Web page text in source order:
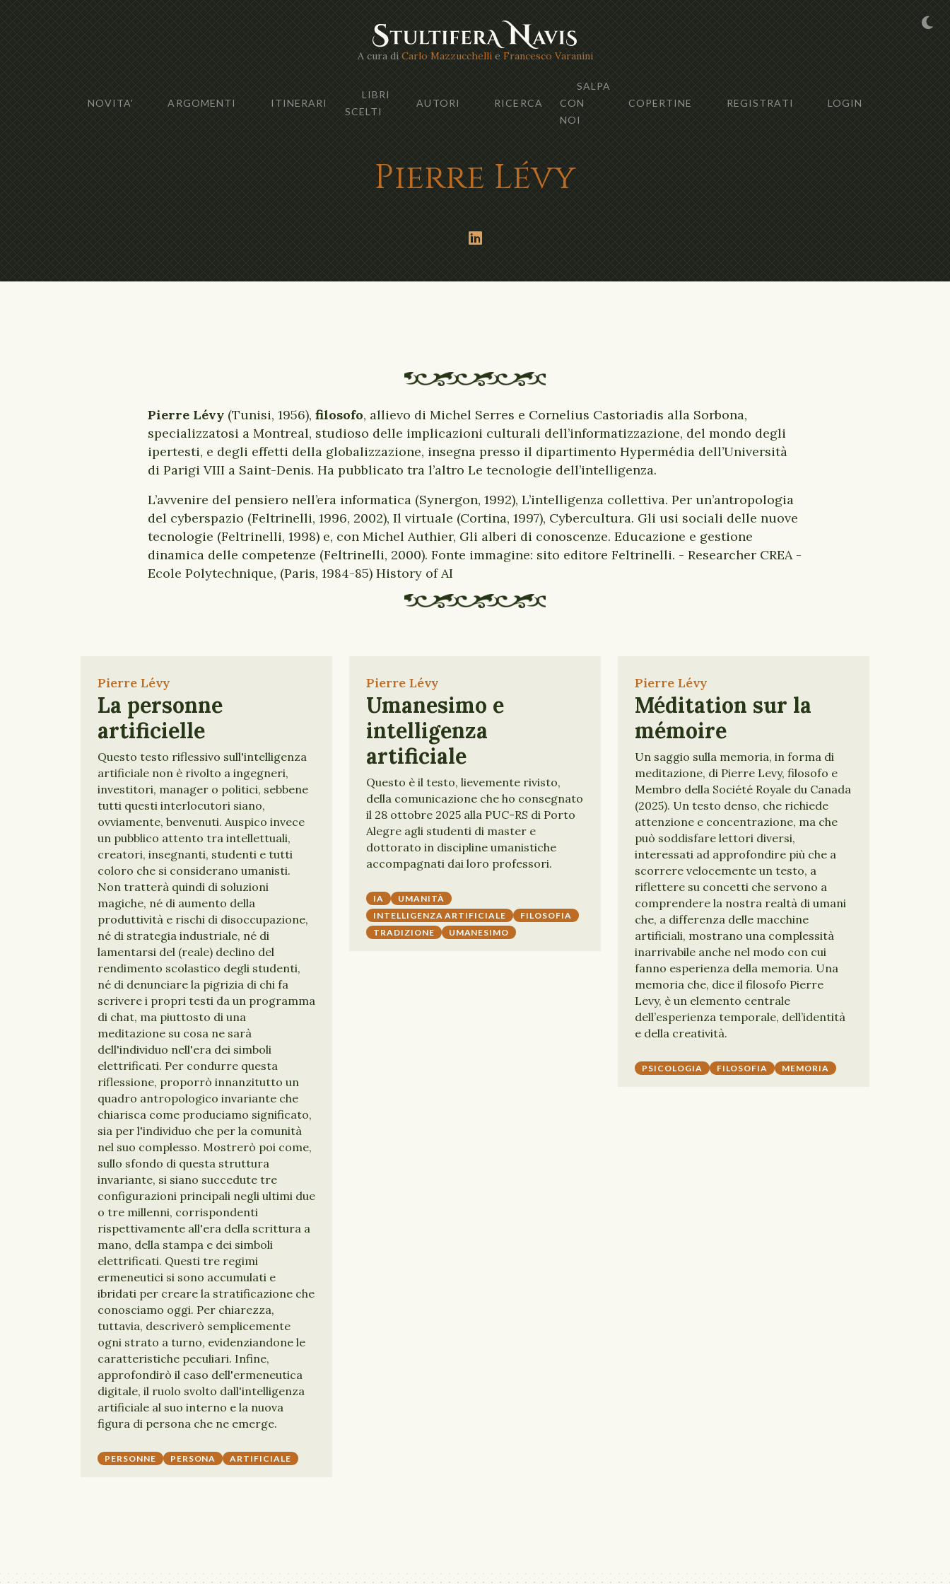
A cura di Carlo Mazzucchellie Francesco Varanini
NOVITA' ARGOMENTI ITINERARI
LIBRI
SCELTI
AUTORI RICERCA
SALPA
CON
NOI
COPERTINE REGISTRATI LOGIN
Pierre Lévy
Pierre Lévy (Tunisi, 1956), filosofo, allievo di Michel Serres e Cornelius Castoriadis alla Sorbona,
specializzatosi a Montreal, studioso delle implicazioni culturali dell’informatizzazione, del mondo degli
ipertesti, e degli effetti della globalizzazione, insegna presso il dipartimento Hypermédia dell’Università
di Parigi VIII a Saint-Denis. Ha pubblicato tra l’altro Le tecnologie dell’intelligenza.
L’avvenire del pensiero nell’era informatica (Synergon, 1992), L’intelligenza collettiva. Per un’antropologia
del cyberspazio (Feltrinelli, 1996, 2002), Il virtuale (Cortina, 1997), Cybercultura. Gli usi sociali delle nuove
tecnologie (Feltrinelli, 1998) e, con Michel Authier, Gli alberi di conoscenze. Educazione e gestione
dinamica delle competenze (Feltrinelli, 2000). Fonte immagine: sito editore Feltrinelli. - Researcher CREA -
Ecole Polytechnique, (Paris, 1984-85) History of AI
Pierre Lévy
La personne
artificielle
Questo testo riflessivo sull'intelligenza
artificiale non è rivolto a ingegneri,
investitori, manager o politici, sebbene
tutti questi interlocutori siano,
ovviamente, benvenuti. Auspico invece
un pubblico attento tra intellettuali,
creatori, insegnanti, studenti e tutti
coloro che si considerano umanisti.
Non tratterà quindi di soluzioni
magiche, né di aumento della
produttività e rischi di disoccupazione,
né di strategia industriale, né di
lamentarsi del (reale) declino del
rendimento scolastico degli studenti,
né di denunciare la pigrizia di chi fa
scrivere i propri testi da un programma
di chat, ma piuttosto di una
meditazione su cosa ne sarà
dell'individuo nell'era dei simboli
elettrificati. Per condurre questa
riflessione, proporrò innanzitutto un
quadro antropologico invariante che
chiarisca come produciamo significato,
sia per l'individuo che per la comunità
nel suo complesso. Mostrerò poi come,
sullo sfondo di questa struttura
invariante, si siano succedute tre
configurazioni principali negli ultimi due
o tre millenni, corrispondenti
rispettivamente all'era della scrittura a
mano, della stampa e dei simboli
elettrificati. Questi tre regimi
ermeneutici si sono accumulati e
ibridati per creare la stratificazione che
conosciamo oggi. Per chiarezza,
tuttavia, descriverò semplicemente
ogni strato a turno, evidenziandone le
caratteristiche peculiari. Infine,
approfondirò il caso dell'ermeneutica
digitale, il ruolo svolto dall'intelligenza
artificiale al suo interno e la nuova
figura di persona che ne emerge.
PERSONNE PERSONA ARTIFICIALE
Pierre Lévy
Umanesimo e
intelligenza
artificiale
Questo è il testo, lievemente rivisto,
della comunicazione che ho consegnato
il 28 ottobre 2025 alla PUC-RS di Porto
Alegre agli studenti di master e
dottorato in discipline umanistiche
accompagnati dai loro professori.
IA
UMANITÀ
INTELLIGENZA ARTIFICIALE
FILOSOFIA
TRADIZIONE
UMANESIMO
Pierre Lévy
Méditation sur la
mémoire
Un saggio sulla memoria, in forma di
meditazione, di Pierre Levy, filosofo e
Membro della Société Royale du Canada
(2025). Un testo denso, che richiede
attenzione e concentrazione, ma che
può soddisfare lettori diversi,
interessati ad approfondire più che a
scorrere velocemente un testo, a
riflettere su concetti che servono a
comprendere la nostra realtà di umani
che, a differenza delle macchine
artificiali, mostrano una complessità
inarrivabile anche nel modo con cui
fanno esperienza della memoria. Una
memoria che, dice il filosofo Pierre
Levy, è un elemento centrale
dell’esperienza temporale, dell’identità
e della creatività.
PSICOLOGIA FILOSOFIA MEMORIA